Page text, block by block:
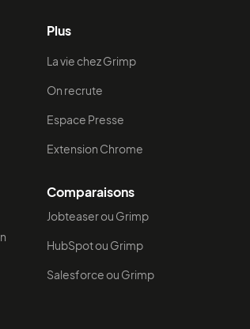
Plus
La vie chez Grimp
On recrute
Espace Presse
Extension Chrome
Comparaisons
Jobteaser ou Grimp
HubSpot ou Grimp
Salesforce ou Grimp